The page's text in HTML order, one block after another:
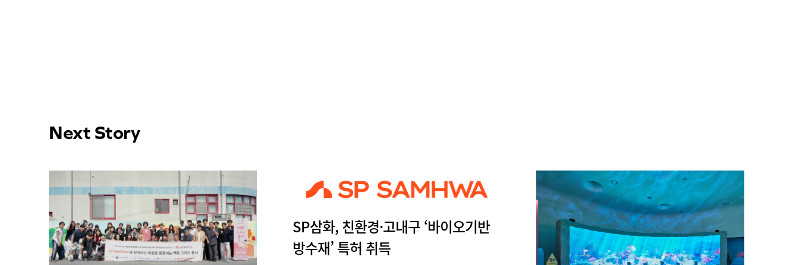
Next Story
SP삼화, 친환경·고내구 ‘바이오기반
방수재’ 특허 취득